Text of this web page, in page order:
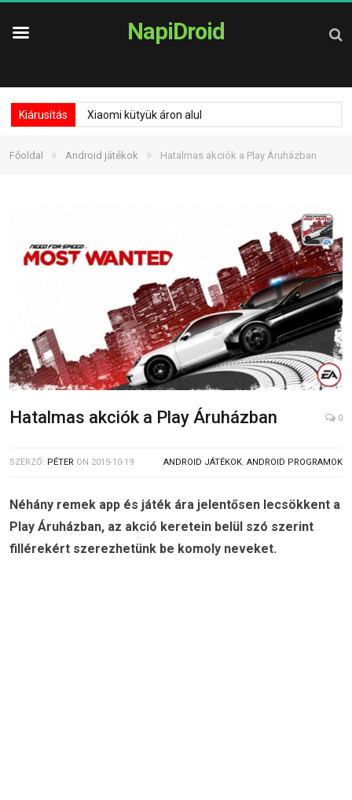
NapiDroid
Kiárusítás Xiaomi kütyük áron alul
Főoldal » Android játékok » Hatalmas akciók a Play Áruházban
Hatalmas akciók a Play Áruházban 0
SZERZŐ: PÉTER ON 2015-10-19 ANDROID JÁTÉKOK, ANDROID PROGRAMOK
Néhány remek app és játék ára jelentősen lecsökkent a
Play Áruházban, az akció keretein belül szó szerint
fillérekért szerezhetünk be komoly neveket.